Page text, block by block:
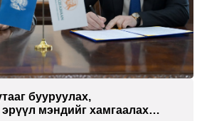
бууруулах,
мэндийг хамгаалах